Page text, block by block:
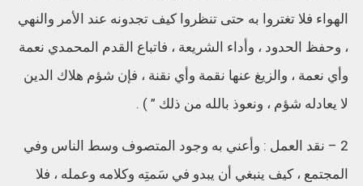
الهواء فلا تغتروا به حتى تنظروا كيف تجدونه عند الأمر والنهي
، وحفظ الحدود ، وأداء الشريعة ، فاتباع القدم المحمدي نعمة
وأي نعمة ، والزيغ عنها نقمة وأي نقنة ، فإن شؤم هلاك الدين
لا يعادله شؤم ، ونعوذ بالله من ذلك ” ) .
2 – نقد العمل : وأعني به وجود المتصوف وسط الناس وفي
المجتمع ، كيف ينبغي أن يبدو في سَمتِه وكلامه وعمله ، فلا